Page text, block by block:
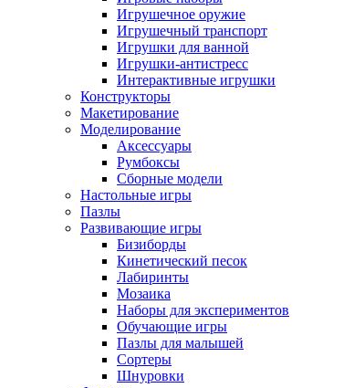
Игрушечное оружие
Игрушечный транспорт
Игрушки для ванной
Игрушки-антистресс
Интерактивные игрушки
Конструкторы
Макетирование
Моделирование
Аксессуары
Румбоксы
Сборные модели
Настольные игры
Пазлы
Развивающие игры
Бизиборды
Кинетический песок
Лабиринты
Мозаика
Наборы для экспериментов
Обучающие игры
Пазлы для малышей
Сортеры
Шнуровки